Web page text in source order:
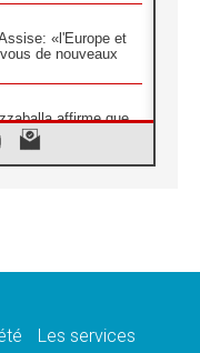
«l'Europe et
de nouveaux
affirme que
paix»
humaine»
Les services